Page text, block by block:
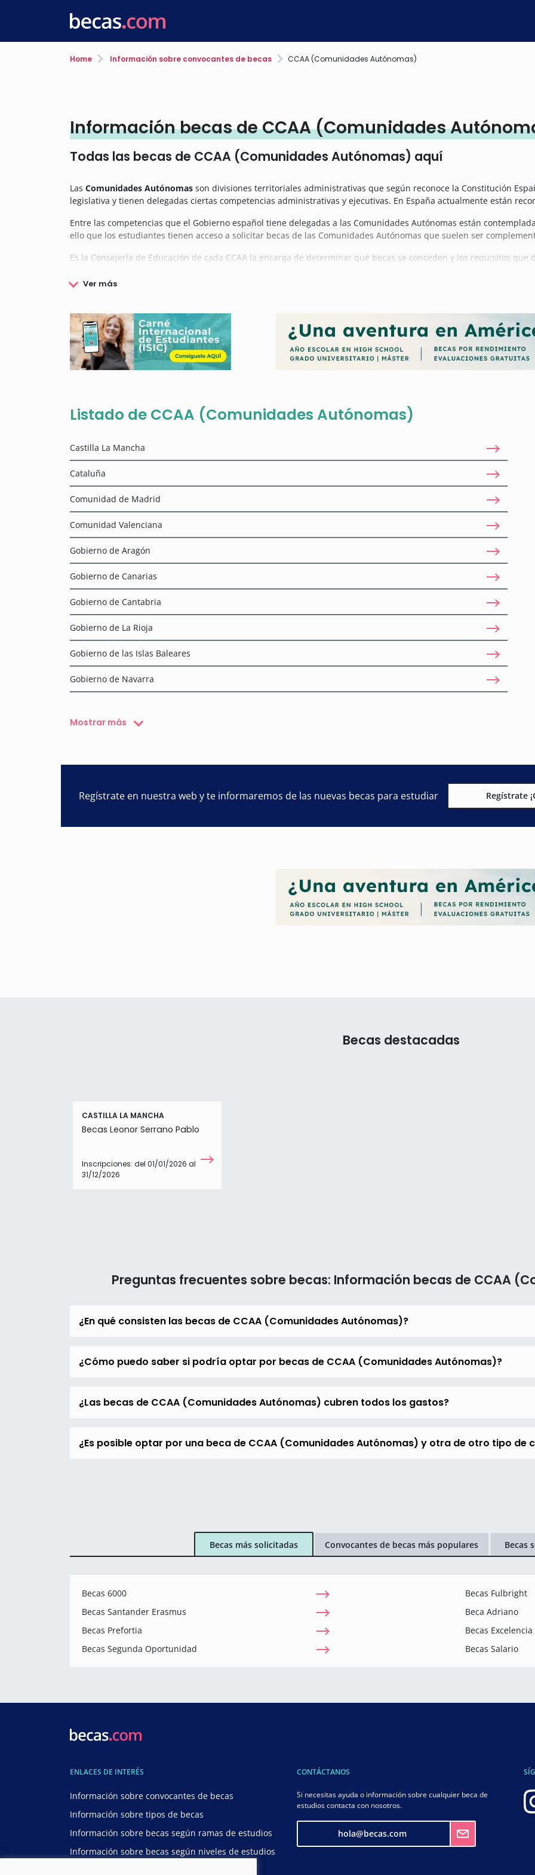
Home Información sobre convocantes de becas CCAA (Comunidades Autónomas)
Información becas de CCAA (Comunidades
Todas las becas de CCAA (Comunidades Autónomas) aquí
Las Comunidades Autónomas son divisiones territoriales administrativas que según reconoce la Constitución
legislativa y tienen delegadas ciertas competencias administrativas y ejecutivas. En España actualmente están
Entre las competencias que el Gobierno español tiene delegadas a las Comunidades Autónomas están
ello que los estudiantes tienen acceso a solicitar becas de las Comunidades Autónomas que suelen ser
Es la Consejería de Educación de cada CCAA la encarga de determinar qué becas se conceden y los requisitos
condiciones particulares para poder solicitar una beca a las CCAA.
intentando reducir los efectos de las condiciones socioeconómicas de las familias en el acceso a la formación y
de la política social que ayuda a amortiguar los efectos que el nivel de renta familiar puede ocasionar en la
En esta página encontrarás toda la información acerca de las becas que concede cada Comunidad Autónoma, te
Comunidades Autónomas más populares y te explicaremos todo lo que debes saber sobre cómo solicitarlas.
Listado de CCAA (Comunidades Autónomas)
Castilla La Mancha
Cataluña
Comunidad de Madrid
Comunidad Valenciana
Gobierno de Aragón
Gobierno de Canarias
Gobierno de Cantabria
Gobierno de La Rioja
Gobierno de las Islas Baleares
Gobierno de Navarra
Mostrar más
Regístrate en nuestra web y te informaremos de las nuevas becas para estudiar Regístrate
Becas destacadas
CASTILLA LA MANCHA
Becas Leonor Serrano Pablo
Inscripciones: del 01/01/2026 al
31/12/2026
Preguntas frecuentes sobre becas: Información becas de CCAA
¿En qué consisten las becas de CCAA (Comunidades Autónomas)?
¿Cómo puedo saber si podría optar por becas de CCAA (Comunidades Autónomas)?
¿Las becas de CCAA (Comunidades Autónomas) cubren todos los gastos?
¿Es posible optar por una beca de CCAA (Comunidades Autónomas) y otra de otro tipo de
Becas más solicitadas Convocantes de becas más populares Becas
Becas 6000
Becas Fulbright
Becas Santander Erasmus
Beca Adriano
Becas Prefortia
Becas
Becas Segunda Oportunidad
Becas Salario
ENLACES DE INTERÉS
Información sobre convocantes de becas
Información sobre tipos de becas
Información sobre becas según ramas de estudios
Información sobre becas según niveles de estudios
CONTÁCTANOS
Si necesitas ayuda o información sobre cualquier beca de
estudios contacta con nosotros.
hola@becas.com